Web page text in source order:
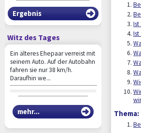
Ergebnis
Witz des Tages
Ein älteres Ehepaar verreist mit
seinem Auto. Auf der Autobahn
fahren sie nur 38 km/h.
Daraufhin we...
mehr...
Ist
Ist